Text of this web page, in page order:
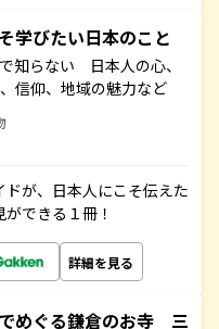
学びたい日本のこと
知らない 日本人の心、
信仰、地域の魅力など
が、日本人にこそ伝えた
できる１冊！
詳細を見る
めぐる鎌倉のお寺 三